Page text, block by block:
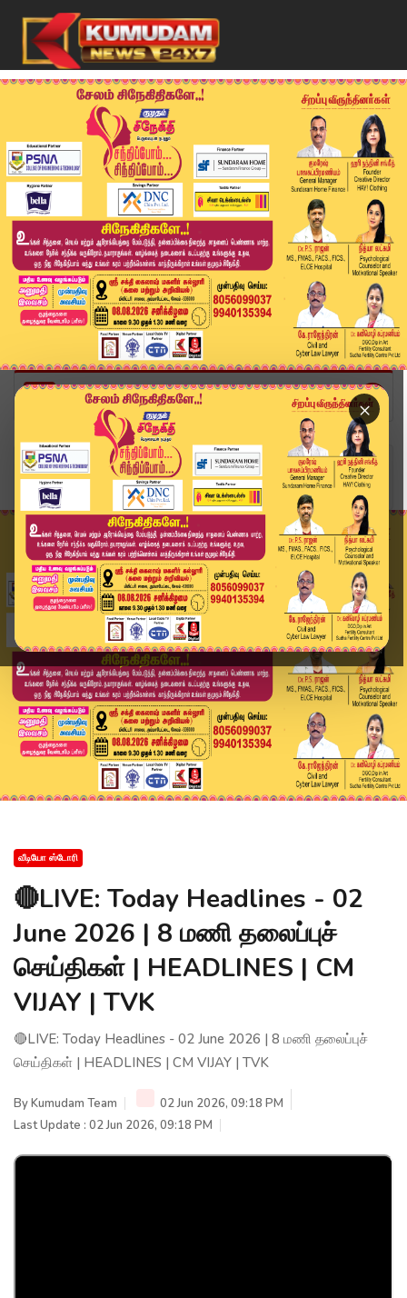
×
Home
வீடியோ ஸ்டோரி
🔴LIVE: Today Headlines - 02 June 2026 | 8 மணி ...
வீடியோ ஸ்டோரி
🔴LIVE: Today Headlines - 02
June 2026 | 8 மணி தலைப்புச்
செய்திகள் | HEADLINES | CM
VIJAY | TVK
🔴LIVE: Today Headlines - 02 June 2026 | 8 மணி தலைப்புச்
செய்திகள் | HEADLINES | CM VIJAY | TVK
ByKumudam Team
02 Jun 2026, 09:18 PM
Last Update : 02 Jun 2026, 09:18 PM